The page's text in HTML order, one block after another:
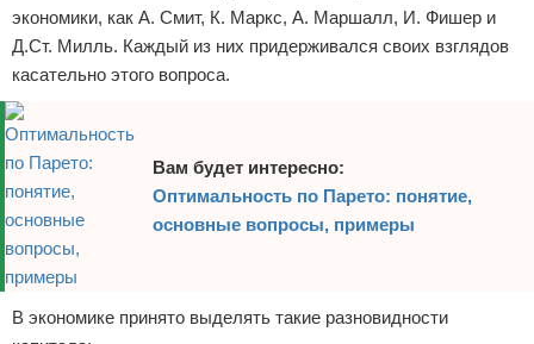
экономики, как А. Смит, К. Маркс, А. Маршалл, И. Фишер и
Д.Ст. Милль. Каждый из них придерживался своих взглядов
касательно этого вопроса.
Вам будет интересно:
Оптимальность по Парето: понятие,
основные вопросы, примеры
В экономике принято выделять такие разновидности